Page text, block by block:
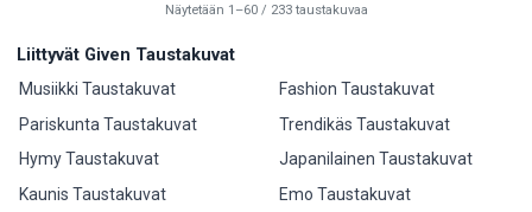
Näytetään 1–60 / 233 taustakuvaa
Liittyvät Given Taustakuvat
Musiikki Taustakuvat
Pariskunta Taustakuvat
Hymy Taustakuvat
Kaunis Taustakuvat
Fashion Taustakuvat
Trendikäs Taustakuvat
Japanilainen Taustakuvat
Emo Taustakuvat